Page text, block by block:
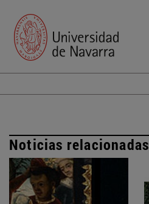
Noticias relacionadas